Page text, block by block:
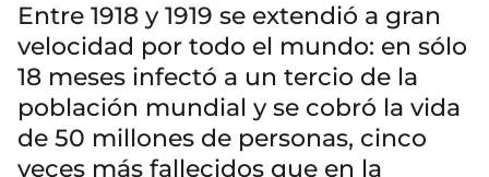
Entre 1918 y 1919 se extendió a gran
velocidad por todo el mundo: en sólo
18 meses infectó a un tercio de la
población mundial y se cobró la vida
de 50 millones de personas, cinco
veces más fallecidos que en la